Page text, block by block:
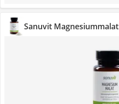
Sanuvit Magnesiummalat